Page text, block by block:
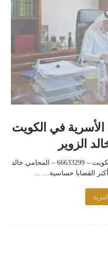
في الكويت
الزوير
أفضل محامي للقضايا الأسرية في الكويت – 66633299 – المحامي خالد
أكثر القضايا حساسية… ...